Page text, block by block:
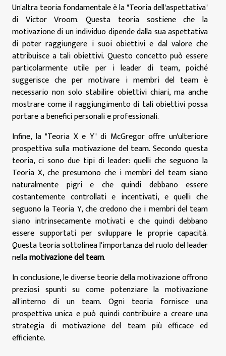
Un'altra teoria fondamentale è la "Teoria dell'aspettativa"
di Victor Vroom. Questa teoria sostiene che la
motivazione di un individuo dipende dalla sua aspettativa
di poter raggiungere i suoi obiettivi e dal valore che
attribuisce a tali obiettivi. Questo concetto può essere
particolarmente utile per i leader di team, poiché
suggerisce che per motivare i membri del team è
necessario non solo stabilire obiettivi chiari, ma anche
mostrare come il raggiungimento di tali obiettivi possa
portare a benefici personali e professionali.
Infine, la "Teoria X e Y" di McGregor offre un'ulteriore
prospettiva sulla motivazione del team. Secondo questa
teoria, ci sono due tipi di leader: quelli che seguono la
Teoria X, che presumono che i membri del team siano
naturalmente pigri e che quindi debbano essere
costantemente controllati e incentivati, e quelli che
seguono la Teoria Y, che credono che i membri del team
siano intrinsecamente motivati e che quindi debbano
essere supportati per sviluppare le proprie capacità.
Questa teoria sottolinea l'importanza del ruolo del leader
nellamotivazione del team.
In conclusione, le diverse teorie della motivazione offrono
preziosi spunti su come potenziare la motivazione
all'interno di un team. Ogni teoria fornisce una
prospettiva unica e può quindi contribuire a creare una
strategia di motivazione del team più efficace ed
efficiente.